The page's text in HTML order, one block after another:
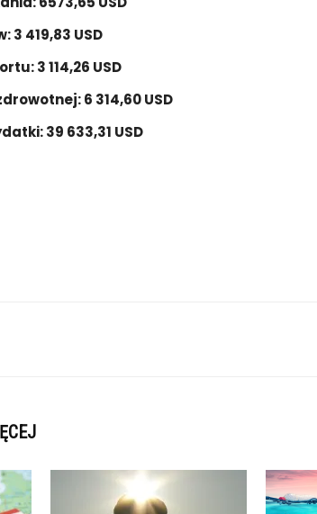
3 419,83 USD
3 114,26 USD
6 314,60 USD
39 633,31 USD